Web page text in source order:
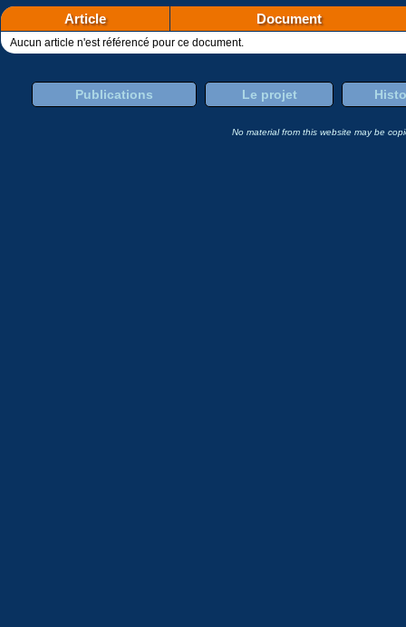
Article Document
Aucun article n'est référencé pour ce document.
Publications Le projet
No material from this website may be